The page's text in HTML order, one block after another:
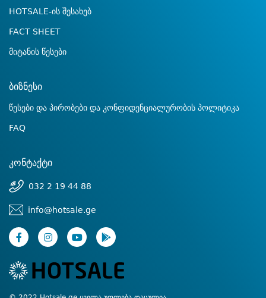
HOTSALE-ის შესახებ
FACT SHEET
მიტანის წესები
ბიზნესი
წესები და პირობები და კონფიდენციალურობის პოლიტიკა
FAQ
კონტაქტი
032 2 19 44 88
info@hotsale.ge